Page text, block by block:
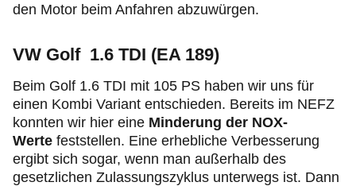
den Motor beim Anfahren abzuwürgen.
VW Golf 1.6 TDI (EA 189)
Beim Golf 1.6 TDI mit 105 PS haben wir uns für
einen Kombi Variant entschieden. Bereits im NEFZ
konnten wir hier eine Minderung der NOX-
Werte feststellen. Eine erhebliche Verbesserung
ergibt sich sogar, wenn man außerhalb des
gesetzlichen Zulassungszyklus unterwegs ist. Dann